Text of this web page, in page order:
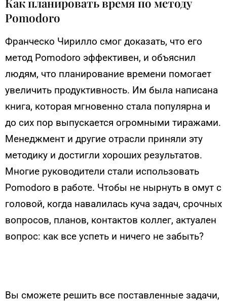
Как планировать время по методу
Pomodoro
Франческо Чирилло смог доказать, что его
метод Pomodoro эффективен, и объяснил
людям, что планирование времени помогает
увеличить продуктивность. Им была написана
книга, которая мгновенно стала популярна и
до сих пор выпускается огромными тиражами.
Менеджмент и другие отрасли приняли эту
методику и достигли хороших результатов.
Многие руководители стали использовать
Pomodoro в работе. Чтобы не нырнуть в омут с
головой, когда навалилась куча задач, срочных
вопросов, планов, контактов коллег, актуален
вопрос: как все успеть и ничего не забыть?
Вы сможете решить все поставленные задачи,